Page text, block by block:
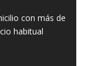
con más de
habitual